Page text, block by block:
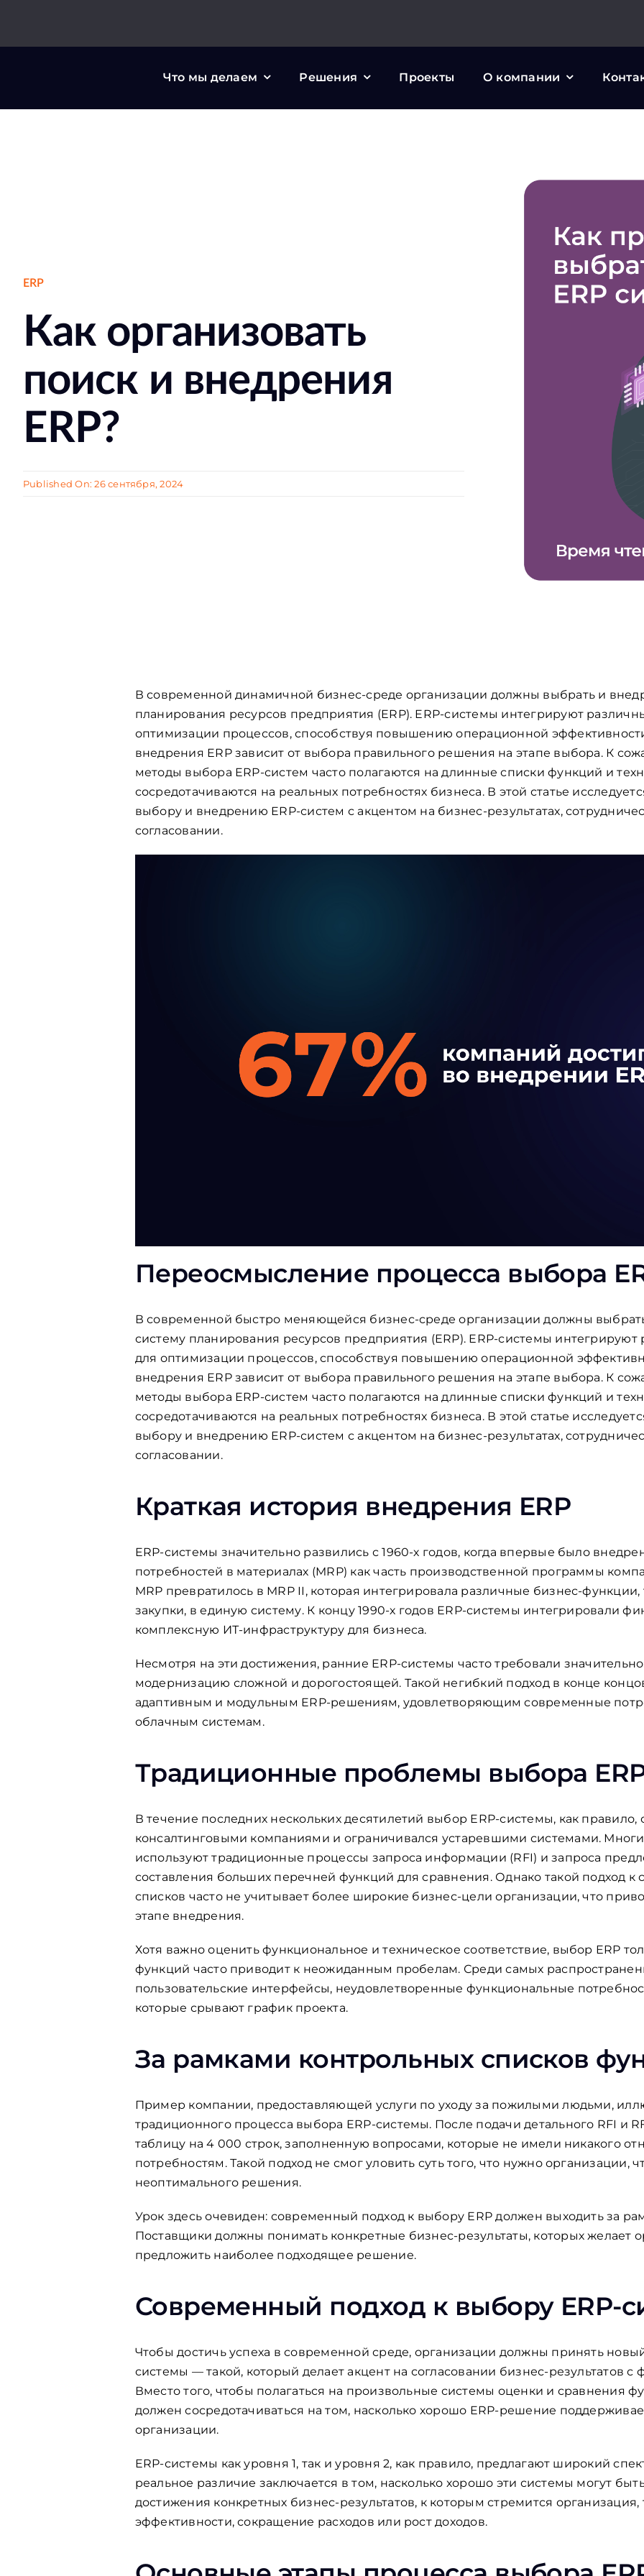
content
Что мы делаем Решения Проекты О компании
ERP
Как организовать
поиск и внедрения
ERP?
Published On: 26 сентября, 2024
В современной динамичной бизнес-среде организации должны выбрать и
планирования ресурсов предприятия (ERP). ERP-системы интегрируют
оптимизации процессов, способствуя повышению операционной
внедрения ERP зависит от выбора правильного решения на этапе выбора. К
методы выбора ERP-систем часто полагаются на длинные списки функций и
сосредотачиваются на реальных потребностях бизнеса. В этой статье
выбору и внедрению ERP-систем с акцентом на бизнес-результатах,
согласовании.
Переосмысление процесса выбора
В современной быстро меняющейся бизнес-среде организации должны
систему планирования ресурсов предприятия (ERP). ERP-системы
для оптимизации процессов, способствуя повышению операционной
внедрения ERP зависит от выбора правильного решения на этапе выбора. К
методы выбора ERP-систем часто полагаются на длинные списки функций и
сосредотачиваются на реальных потребностях бизнеса. В этой статье
выбору и внедрению ERP-систем с акцентом на бизнес-результатах,
согласовании.
Краткая история внедрения ERP
ERP-системы значительно развились с 1960-х годов, когда впервые было
потребностей в материалах (MRP) как часть производственной программы
MRP превратилось в MRP II, которая интегрировала различные бизнес-
закупки, в единую систему. К концу 1990-х годов ERP-системы интегрировали
комплексную ИТ-инфраструктуру для бизнеса.
Несмотря на эти достижения, ранние ERP-системы часто требовали
модернизацию сложной и дорогостоящей. Такой негибкий подход в конце
адаптивным и модульным ERP-решениям, удовлетворяющим современные
облачным системам.
Традиционные проблемы выбора
В течение последних нескольких десятилетий выбор ERP-системы, как правило,
консалтинговыми компаниями и ограничивался устаревшими системами.
используют традиционные процессы запроса информации (RFI) и запроса
составления больших перечней функций для сравнения. Однако такой подход к
списков часто не учитывает более широкие бизнес-цели организации, что
этапе внедрения.
Хотя важно оценить функциональное и техническое соответствие, выбор ERP
функций часто приводит к неожиданным пробелам. Среди самых
пользовательские интерфейсы, неудовлетворенные функциональные
которые срывают график проекта.
За рамками контрольных списков
Пример компании, предоставляющей услуги по уходу за пожилыми людьми,
традиционного процесса выбора ERP-системы. После подачи детального RFI и
таблицу на 4 000 строк, заполненную вопросами, которые не имели никакого
потребностям. Такой подход не смог уловить суть того, что нужно организации,
неоптимального решения.
Урок здесь очевиден: современный подход к выбору ERP должен выходить за
Поставщики должны понимать конкретные бизнес-результаты, которых желает
предложить наиболее подходящее решение.
Современный подход к выбору ERP-
Чтобы достичь успеха в современной среде, организации должны принять
системы — такой, который делает акцент на согласовании бизнес-результатов с
Вместо того, чтобы полагаться на произвольные системы оценки и сравнения
должен сосредотачиваться на том, насколько хорошо ERP-решение
организации.
ERP-системы как уровня 1, так и уровня 2, как правило, предлагают широкий
реальное различие заключается в том, насколько хорошо эти системы могут
достижения конкретных бизнес-результатов, к которым стремится
эффективности, сокращение расходов или рост доходов.